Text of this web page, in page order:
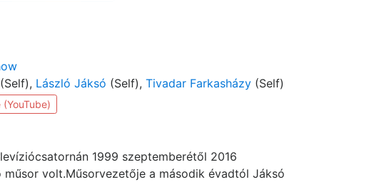
(Self), László Jáksó (Self), Tivadar Farkasházy (Self)
1999 szeptemberétől 2016
volt.Műsorvezetője a második évadtól Jáksó